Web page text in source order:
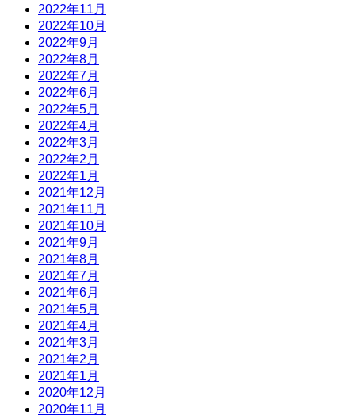
2022年11月
2022年10月
2022年9月
2022年8月
2022年7月
2022年6月
2022年5月
2022年4月
2022年3月
2022年2月
2022年1月
2021年12月
2021年11月
2021年10月
2021年9月
2021年8月
2021年7月
2021年6月
2021年5月
2021年4月
2021年3月
2021年2月
2021年1月
2020年12月
2020年11月